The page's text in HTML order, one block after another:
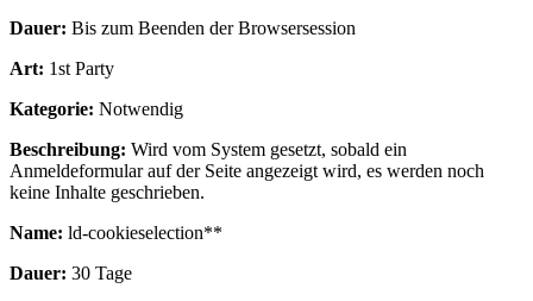
Dauer: Bis zum Beenden der Browsersession
Art: 1st Party
Kategorie: Notwendig
Beschreibung: Wird vom System gesetzt, sobald ein
Anmeldeformular auf der Seite angezeigt wird, es werden noch
keine Inhalte geschrieben.
Name: ld-cookieselection**
Dauer: 30 Tage